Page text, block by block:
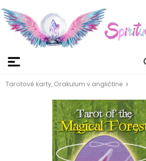
Tarotové karty, Orakulum v angličtine